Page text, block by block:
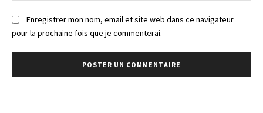
Enregistrer mon nom, email et site web dans ce navigateur
pour la prochaine fois que je commenterai.